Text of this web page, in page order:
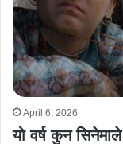
April 6, 2026
यो वर्ष कुन